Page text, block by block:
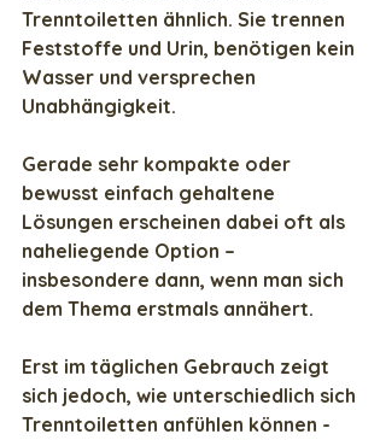
Trenntoiletten ähnlich. Sie trennen
Feststoffe und Urin, benötigen kein
Wasser und versprechen
Unabhängigkeit.
Gerade sehr kompakte oder
bewusst einfach gehaltene
Lösungen erscheinen dabei oft als
naheliegende Option –
insbesondere dann, wenn man sich
dem Thema erstmals annähert.
Erst im täglichen Gebrauch zeigt
sich jedoch, wie unterschiedlich sich
Trenntoiletten anfühlen können -